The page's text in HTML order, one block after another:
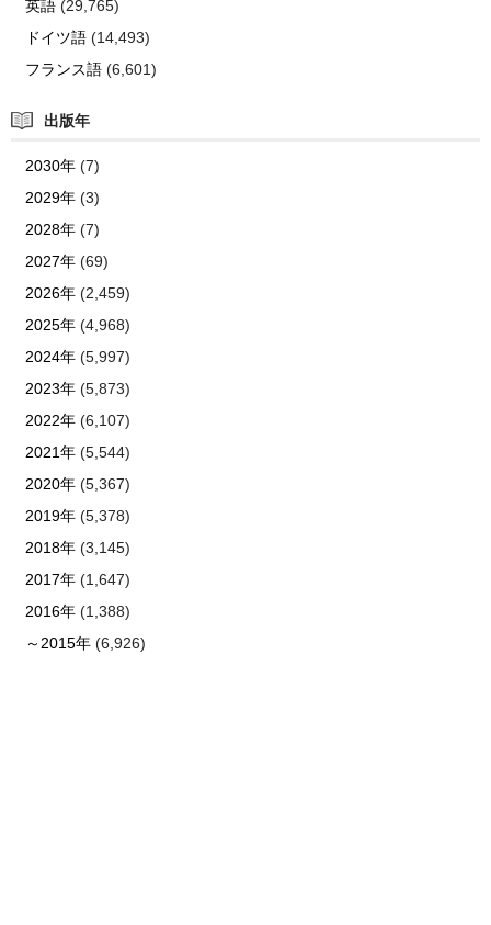
英語(29,765)
ドイツ語(14,493)
フランス語(6,601)
出版年
2030年(7)
2029年(3)
2028年(7)
2027年(69)
2026年(2,459)
2025年(4,968)
2024年(5,997)
2023年(5,873)
2022年(6,107)
2021年(5,544)
2020年(5,367)
2019年(5,378)
2018年(3,145)
2017年(1,647)
2016年(1,388)
～2015年(6,926)